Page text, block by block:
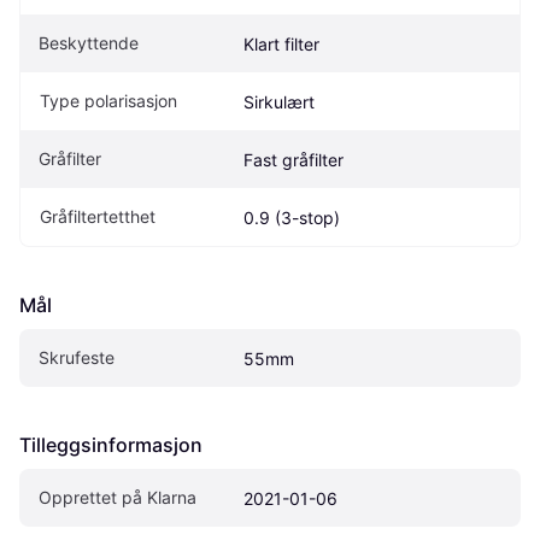
Beskyttende Klart filter
Type polarisasjon Sirkulært
Gråfilter Fast gråfilter
Gråfiltertetthet 0.9 (3-stop)
Mål
Skrufeste 55mm
Tilleggsinformasjon
Opprettet på Klarna 2021-01-06